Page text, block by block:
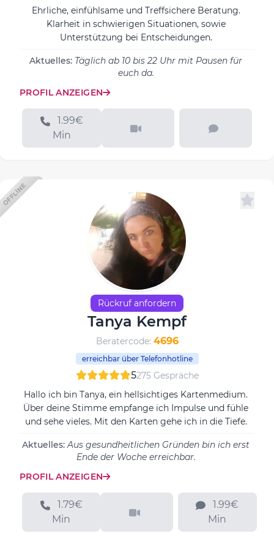
Ehrliche, einfühlsame und Treffsichere Beratung.
Klarheit in schwierigen Situationen, sowie
Unterstützung bei Entscheidungen.
Aktuelles: Täglich ab 10 bis 22 Uhr mit Pausen für
euch da.
PROFIL ANZEIGEN
1.99€
Min
OFFLINE
Rückruf anfordern
Tanya Kempf
Beratercode: 4696
erreichbar über Telefonhotline
5275 Gespräche
Hallo ich bin Tanya, ein hellsichtiges Kartenmedium.
Über deine Stimme empfange ich Impulse und fühle
und sehe vieles. Mit den Karten gehe ich in die Tiefe.
Aktuelles:Aus gesundheitlichen Gründen bin ich erst
Ende der Woche erreichbar.
PROFIL ANZEIGEN
Min
1.99€
Min